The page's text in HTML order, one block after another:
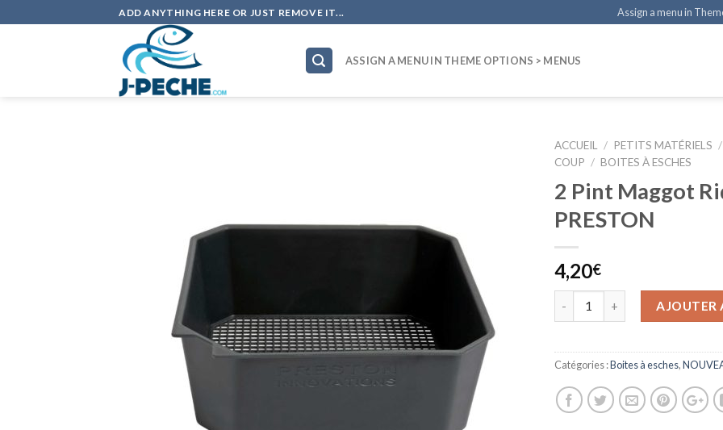
to
ADD ANYTHING HERE OR JUST REMOVE IT... Assign a menu in
ASSIGN A MENU IN THEME OPTIONS > MENUS
ACCUEIL / PETITS MATÉRIELS /
COUP / BOITES À ESCHES
2 Pint Maggot
PRESTON
4,20€
AJOUTER
Catégories :Boites à esches,